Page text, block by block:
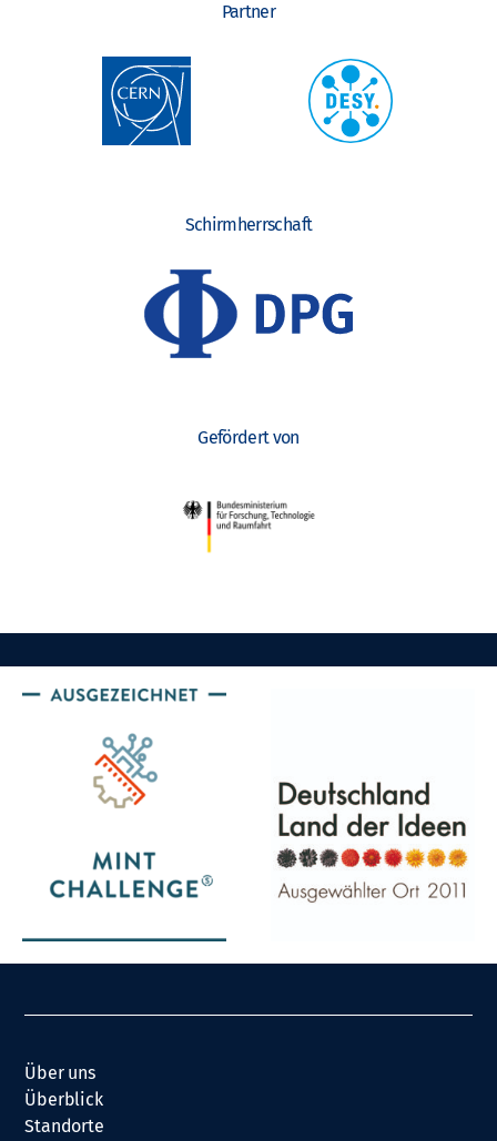
Partner
Schirmherrschaft
Gefördert von
Über uns
Überblick
Standorte